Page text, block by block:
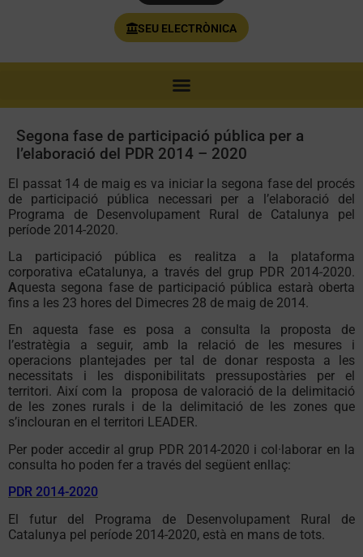
SEU ELECTRÒNICA
Segona fase de participació pública per a
l’elaboració del PDR 2014 – 2020
El passat 14 de maig es va iniciar la segona fase del procés
de participació pública necessari per a l’elaboració del
Programa de Desenvolupament Rural de Catalunya pel
període 2014-2020.
La participació pública es realitza a la plataforma
corporativa eCatalunya, a través del grup PDR 2014-2020.
Aquesta segona fase de participació pública estarà oberta
fins a les 23 hores del Dimecres 28 de maig de 2014.
En aquesta fase es posa a consulta la proposta de
l’estratègia a seguir, amb la relació de les mesures i
operacions plantejades per tal de donar resposta a les
necessitats i les disponibilitats pressupostàries per el
territori. Així com la
proposa de valoració de la delimitació
de les zones rurals i de la delimitació de les zones que
s’inclouran en el territori LEADER.
Per poder accedir al grup PDR 2014-2020 i col·laborar en la
consulta ho poden fer a través del següent enllaç:
PDR 2014-2020
El futur del Programa de Desenvolupament Rural de
Catalunya pel període 2014-2020, està en mans de tots.